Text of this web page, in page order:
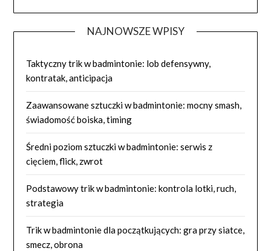
NAJNOWSZE WPISY
Taktyczny trik w badmintonie: lob defensywny,
kontratak, anticipacja
Zaawansowane sztuczki w badmintonie: mocny smash,
świadomość boiska, timing
Średni poziom sztuczki w badmintonie: serwis z
cięciem, flick, zwrot
Podstawowy trik w badmintonie: kontrola lotki, ruch,
strategia
Trik w badmintonie dla początkujących: gra przy siatce,
smecz, obrona